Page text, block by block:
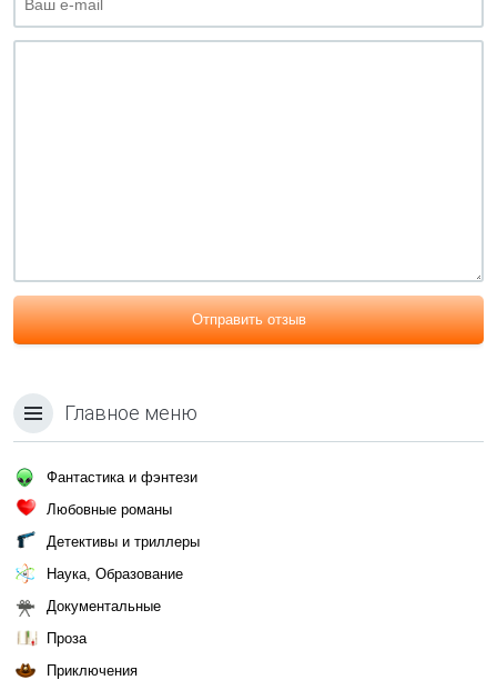
Отправить отзыв
Главное меню
Фантастика и фэнтези
Любовные романы
Детективы и триллеры
Наука, Образование
Документальные
Проза
Приключения